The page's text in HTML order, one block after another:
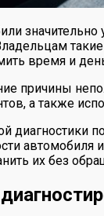
значительно
время и
причины
а также
диагностики
автомобиля
их без